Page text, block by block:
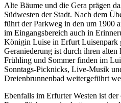
Alte Bäume und die Gera prägen
Südwesten der Stadt. Nach dem
führt der Parkweg in den um 1900
im Eingangsbereich auch in
Königin Luise in Erfurt Luisenpark
Geraniederung ist durch ihren alten
Frühling und Sommer finden im
Sonntags-Picknicks, Live-Musik
Dreienbrunnenbad weitergeführt
Ebenfalls im Erfurter Westen ist der